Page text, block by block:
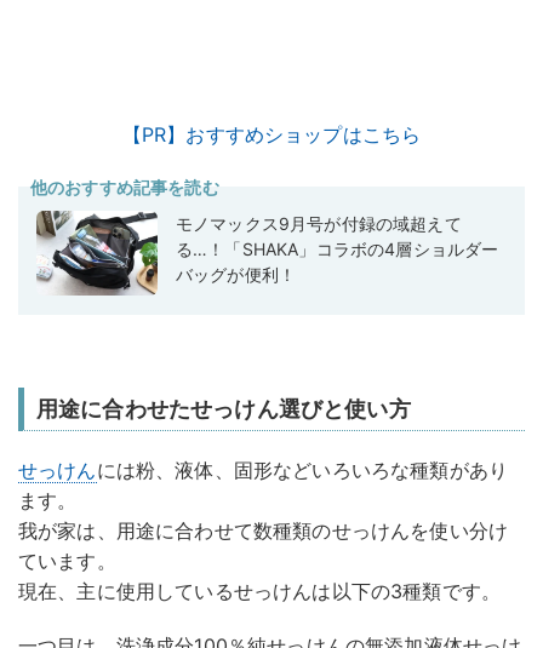
【PR】おすすめショップはこちら
他のおすすめ記事を読む
モノマックス9月号が付録の域超えて
る…！「SHAKA」コラボの4層ショルダー
バッグが便利！
用途に合わせたせっけん選びと使い方
せっけんには粉、液体、固形などいろいろな種類があり
ます。
我が家は、用途に合わせて数種類のせっけんを使い分け
ています。
現在、主に使用しているせっけんは以下の3種類です。